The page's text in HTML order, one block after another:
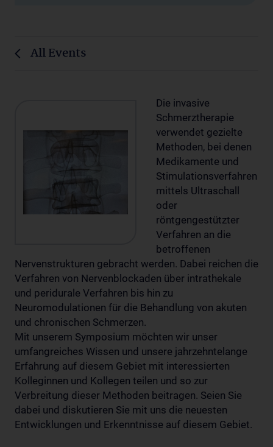
All Events
Die invasive
Schmerztherapie
verwendet gezielte
Methoden, bei denen
Medikamente und
Stimulationsverfahren
mittels Ultraschall
oder
röntgengestützter
Verfahren an die
betroffenen
Nervenstrukturen gebracht werden. Dabei reichen die
Verfahren von Nervenblockaden über intrathekale
und peridurale Verfahren bis hin zu
Neuromodulationen für die Behandlung von akuten
und chronischen Schmerzen.
Mit unserem Symposium möchten wir unser
umfangreiches Wissen und unsere jahrzehntelange
Erfahrung auf diesem Gebiet mit interessierten
Kolleginnen und Kollegen teilen und so zur
Verbreitung dieser Methoden beitragen. Seien Sie
dabei und diskutieren Sie mit uns die neuesten
Entwicklungen und Erkenntnisse auf diesem Gebiet.